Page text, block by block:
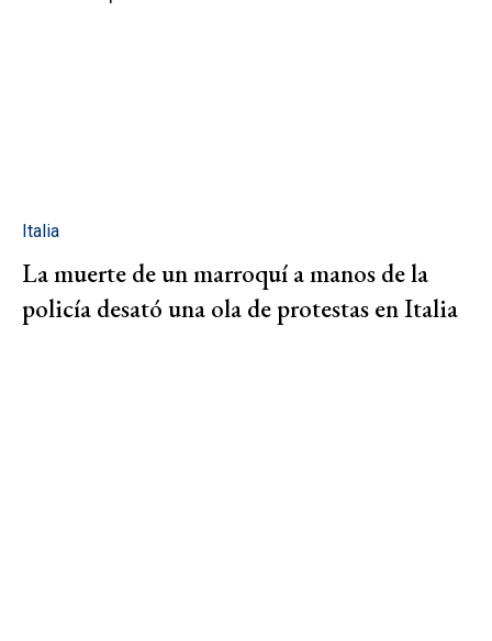
Italia
La muerte de un marroquí a manos de la
policía desató una ola de protestas en Italia